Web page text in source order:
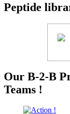
Peptide
Our B-2-B
Teams !